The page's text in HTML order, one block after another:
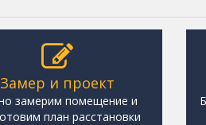
Замер и проект
замерим помещение и
план расстановки